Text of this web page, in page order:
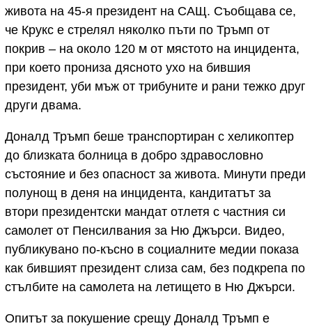
живота на 45-я президент на САЩ. Съобщава се,
че Крукс е стрелял няколко пъти по Тръмп от
покрив – на около 120 м от мястото на инцидента,
при което прониза дясното ухо на бившия
президент, уби мъж от трибуните и рани тежко друг
други двама.
Доналд Тръмп беше транспортиран с хеликоптер
до близката болница в добро здравословно
състояние и без опасност за живота. Минути преди
полунощ в деня на инцидента, кандитатът за
втори президентски мандат отлетя с частния си
самолет от Пенсилвания за Ню Джърси. Видео,
публикувано по-късно в социалните медии показа
как бившият президент слиза сам, без подкрепа по
стълбите на самолета на летището в Ню Джърси.
Опитът за покушение срещу Доналд Тръмп е